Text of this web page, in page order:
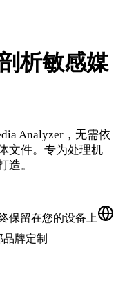
析敏感媒
Analyzer，无需依
文件。专为处理机
造。
保留在您的设备上
牌定制